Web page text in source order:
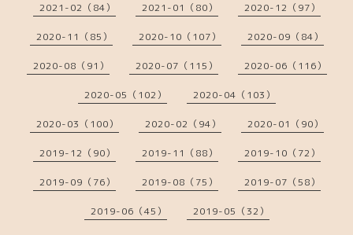
2021-02（84） 2021-01（80） 2020-12（97）
2020-11（85） 2020-10（107） 2020-09（84）
2020-08（91） 2020-07（115） 2020-06（116）
2020-05（102） 2020-04（103）
2020-03（100） 2020-02（94） 2020-01（90）
2019-12（90） 2019-11（88） 2019-10（72）
2019-09（76） 2019-08（75） 2019-07（58）
2019-06（45） 2019-05（32）